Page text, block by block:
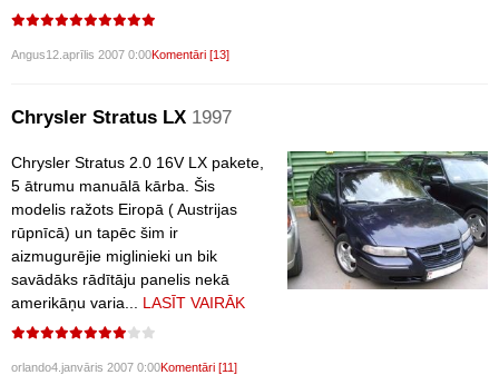
Angus12.aprīlis 2007 0:00Komentāri [13]
Chrysler Stratus LX 1997
Chrysler Stratus 2.0 16V LX pakete,
5 ātrumu manuālā kārba. Šis
modelis ražots Eiropā ( Austrijas
rūpnīcā) un tapēc šim ir
aizmugurējie miglinieki un bik
savādāks rādītāju panelis nekā
amerikāņu varia... LASĪT VAIRĀK
orlando4.janvāris 2007 0:00Komentāri [11]